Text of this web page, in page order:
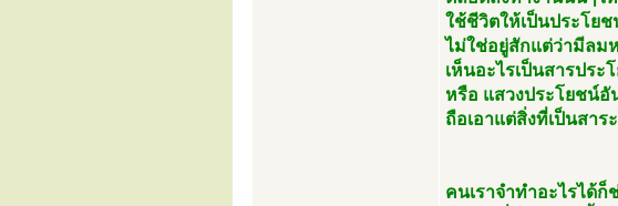
ใช้ชีวิตให้เป็นประโย
ไม่ใช่อยู่สักแต่ว่ามีลม
เห็นอะไรเป็นสารประ
หรือ แสวงประโยชน์
ถือเอาแต่สิ่งที่เป็นสาร
คนเราจำทำอะไรได้